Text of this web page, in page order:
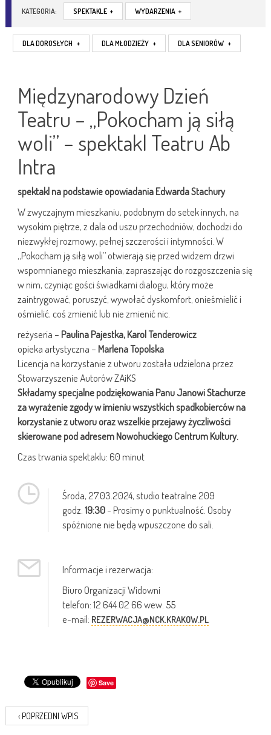
KATEGORIA: SPEKTAKLE + WYDARZENIA +
DLA DOROSŁYCH + DLA MŁODZIEŻY + DLA SENIORÓW +
Międzynarodowy Dzień
Teatru – „Pokocham ją siłą
woli” – spektakl Teatru Ab
Intra
spektakl na podstawie opowiadania Edwarda Stachury
W zwyczajnym mieszkaniu, podobnym do setek innych, na
wysokim piętrze, z dala od uszu przechodniów, dochodzi do
niezwykłej rozmowy, pełnej szczerości i intymności. W
„Pokocham ją siłą woli” otwierają się przed widzem drzwi
wspomnianego mieszkania, zapraszając do rozgoszczenia się
w nim, czyniąc gości świadkami dialogu, który może
zaintrygować, poruszyć, wywołać dyskomfort, onieśmielić i
ośmielić, coś zmienić lub nie zmienić nic.
reżyseria –Paulina Pajestka, Karol Tenderowicz
opieka artystyczna –Marlena Topolska
Licencja na korzystanie z utworu została udzielona przez
Stowarzyszenie Autorów ZAiKS
Składamy specjalne podziękowania Panu Janowi Stachurze
za wyrażenie zgody w imieniu wszystkich spadkobierców na
korzystanie z utworu oraz wszelkie przejawy życzliwości
skierowane pod adresem Nowohuckiego Centrum Kultury.
Czas trwania spektaklu: 60 minut
Środa,27.03.2024, studio teatralne 209
godz. 19:30- Prosimy o punktualność. Osoby
spóźnione nie będą wpuszczone do sali.
Informacje i rezerwacja:
Biuro Organizacji Widowni
telefon: 12 644 02 66 wew. 55
e-mail: REZERWACJA@NCK.KRAKOW.PL
Save
‹ POPRZEDNI WPIS